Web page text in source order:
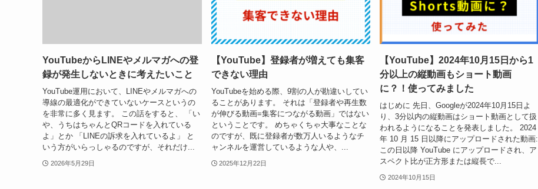
YouTubeからLINEやメルマガへの登
録が発生しないときに考えたいこと
YouTube運用において、LINEやメルマガへの
導線の最適化ができていないケースというの
を非常に多く見ます。 この話をすると、 「い
や、うちはちゃんとQRコードを入れている
よ」とか 「LINEの訴求を入れているよ」 と
いう方がいらっしゃるのですが、それだけ...
2026年5月29日
【YouTube】登録者が増えても集客
できない理由
YouTubeを始める際、9割の人が勘違いしてい
ることがあります。 それは「登録者や再生数
が伸びる動画=集客につながる動画」ではない
ということです。 めちゃくちゃ大事なことな
のですが、既に登録者が数万人いるようなチ
ャンネルを運営しているような人や、...
2025年12月22日
【YouTube】2024年10月15日から1
分以上の縦動画もショート動画
に？！使ってみました
はじめに 先日、Googleが2024年10月15日よ
り、3分以内の縦動画はショート動画として扱
われるようになることを発表しました。 2024
年 10 月 15 日以降にアップロードされた動画:
この日以降 YouTube にアップロードされ、ア
スペクト比が正方形または縦長で...
2024年10月15日